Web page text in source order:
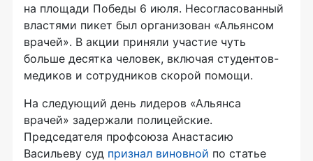
на площади Победы 6 июля. Несогласованный
властями пикет был организован «Альянсом
врачей». В акции приняли участие чуть
больше десятка человек, включая студентов-
медиков и сотрудников скорой помощи.
На следующий день лидеров «Альянса
врачей» задержали полицейские.
Председателя профсоюза Анастасию
Васильеву суд признал виновной по статье